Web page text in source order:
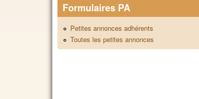
Formulaires PA
Petites annonces adhérents
Toutes les petites annonces